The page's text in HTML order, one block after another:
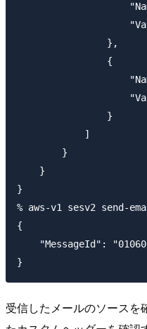
                },
                {
                }
            ]
        }
    }
}
% aws-v1 sesv2
{
"MessageId":
受信したメールのソースを